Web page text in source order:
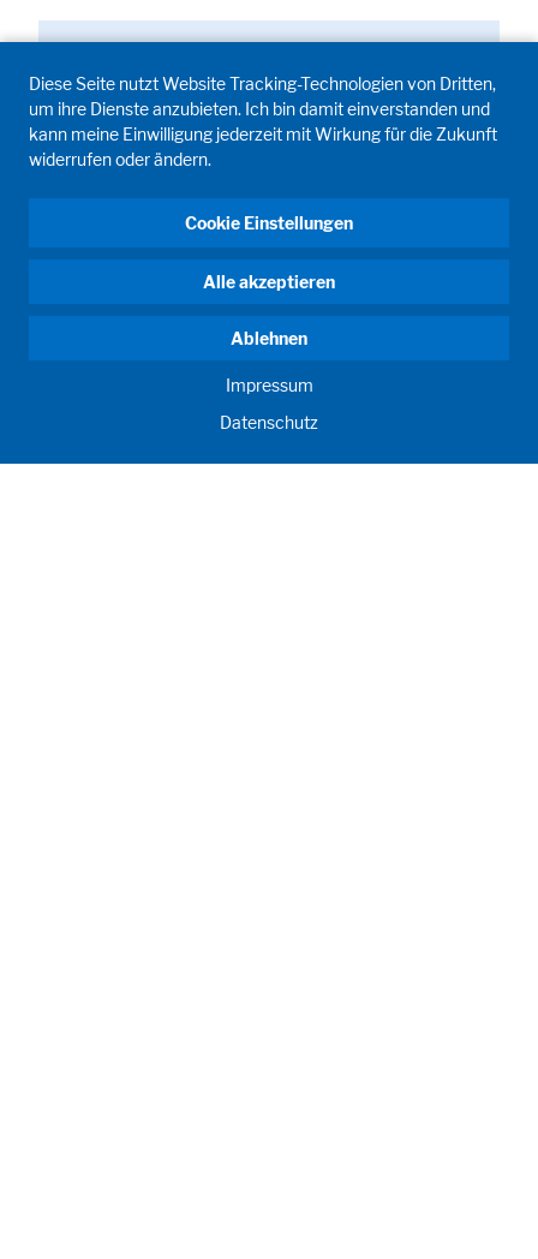
DAS KÖNNTE SIE AUCH
INTERESSIEREN
Diese Seite nutzt Website Tracking-Technologien von Dritten,
um ihre Dienste anzubieten. Ich bin damit einverstanden und
kann meine Einwilligung jederzeit mit Wirkung für die Zukunft
widerrufen oder ändern.
Cookie Einstellungen
Alle akzeptieren
Ablehnen
Impressum
Datenschutz